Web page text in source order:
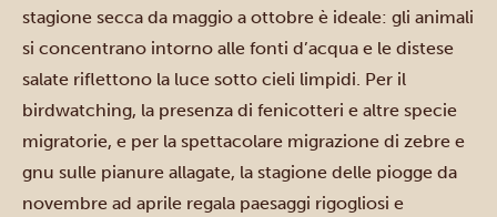
stagione secca da maggio a ottobre è ideale: gli animali
si concentrano intorno alle fonti d’acqua e le distese
salate riflettono la luce sotto cieli limpidi. Per il
birdwatching, la presenza di fenicotteri e altre specie
migratorie, e per la spettacolare migrazione di zebre e
gnu sulle pianure allagate, la stagione delle piogge da
novembre ad aprile regala paesaggi rigogliosi e